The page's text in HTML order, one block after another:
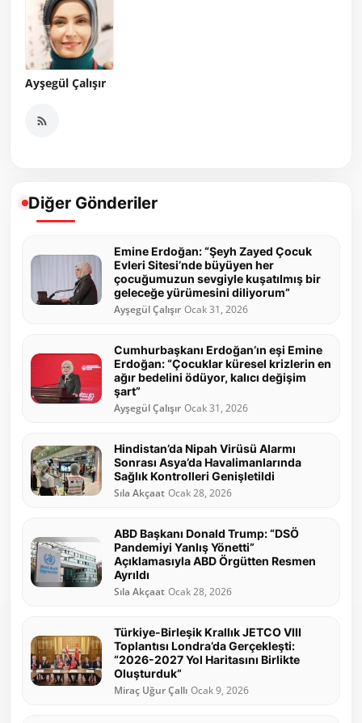
Ayşegül Çalışır
Diğer Gönderiler
Emine Erdoğan: “Şeyh Zayed Çocuk
Evleri Sitesi’nde büyüyen her
çocuğumuzun sevgiyle kuşatılmış bir
geleceğe yürümesini diliyorum”
Ayşegül Çalışır Ocak 31, 2026
Cumhurbaşkanı Erdoğan’ın eşi Emine
Erdoğan: “Çocuklar küresel krizlerin en
ağır bedelini ödüyor, kalıcı değişim
şart”
Ayşegül Çalışır Ocak 31, 2026
Hindistan’da Nipah Virüsü Alarmı
Sonrası Asya’da Havalimanlarında
Sağlık Kontrolleri Genişletildi
Sıla Akçaat Ocak 28, 2026
ABD Başkanı Donald Trump: “DSÖ
Pandemiyi Yanlış Yönetti”
Açıklamasıyla ABD Örgütten Resmen
Ayrıldı
Sıla Akçaat Ocak 28, 2026
Türkiye-Birleşik Krallık JETCO VIII
Toplantısı Londra’da Gerçekleşti:
“2026-2027 Yol Haritasını Birlikte
Oluşturduk”
Miraç Uğur Çallı Ocak 9, 2026